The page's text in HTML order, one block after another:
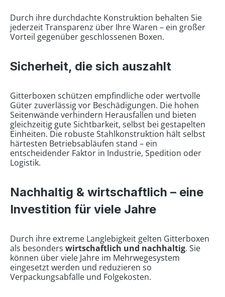
Durch ihre durchdachte Konstruktion behalten Sie
jederzeit Transparenz über Ihre Waren – ein großer
Vorteil gegenüber geschlossenen Boxen.
Sicherheit, die sich auszahlt
Gitterboxen schützen empfindliche oder wertvolle
Güter zuverlässig vor Beschädigungen. Die hohen
Seitenwände verhindern Herausfallen und bieten
gleichzeitig gute Sichtbarkeit, selbst bei gestapelten
Einheiten. Die robuste Stahlkonstruktion hält selbst
härtesten Betriebsabläufen stand – ein
entscheidender Faktor in Industrie, Spedition oder
Logistik.
Nachhaltig & wirtschaftlich – eine
Investition für viele Jahre
Durch ihre extreme Langlebigkeit gelten Gitterboxen
als besonders wirtschaftlich und nachhaltig. Sie
können über viele Jahre im Mehrwegesystem
eingesetzt werden und reduzieren so
Verpackungsabfälle und Folgekosten.